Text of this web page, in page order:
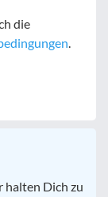
die
.
halten Dich zu